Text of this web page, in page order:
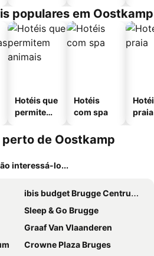
populares em Oostkamp
Hotéis que
permitem
Hotéis
com spa
praia
de Oostkamp
interessá-lo...
ibis budget Brugge Centrum Station
Sleep & Go Brugge
Graaf Van Vlaanderen
Crowne Plaza Bruges